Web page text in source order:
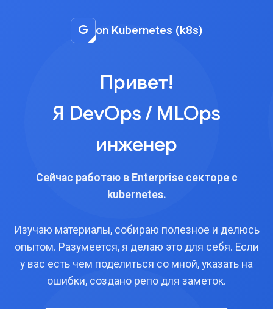
on Kubernetes (k8s)
Привет!
Я DevOps / MLOps
инженер
Сейчас работаю в Enterprise секторе с
kubernetes.
Изучаю материалы, собираю полезное и делюсь
опытом. Разумеется, я делаю это для себя. Если
у вас есть чем поделиться со мной, указать на
ошибки, создано репо для заметок.